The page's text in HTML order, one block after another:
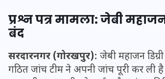
प्रश्न पत्र मामला: जेबी
बंद
सरदारनगर (गोरखपुर): जेबी महाजन
गठित जांच टीम ने अपनी जांच पूरी कर ली